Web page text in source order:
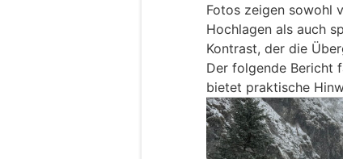
Fotos zeigen sowohl
Hochlagen als auch
Kontrast, der die
Der folgende Bericht
bietet praktische